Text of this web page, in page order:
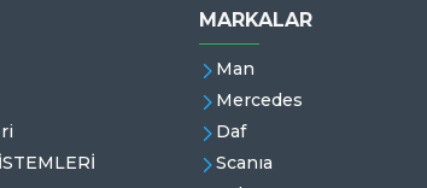
MARKALAR
Man
Mercedes
Daf
Scanıa